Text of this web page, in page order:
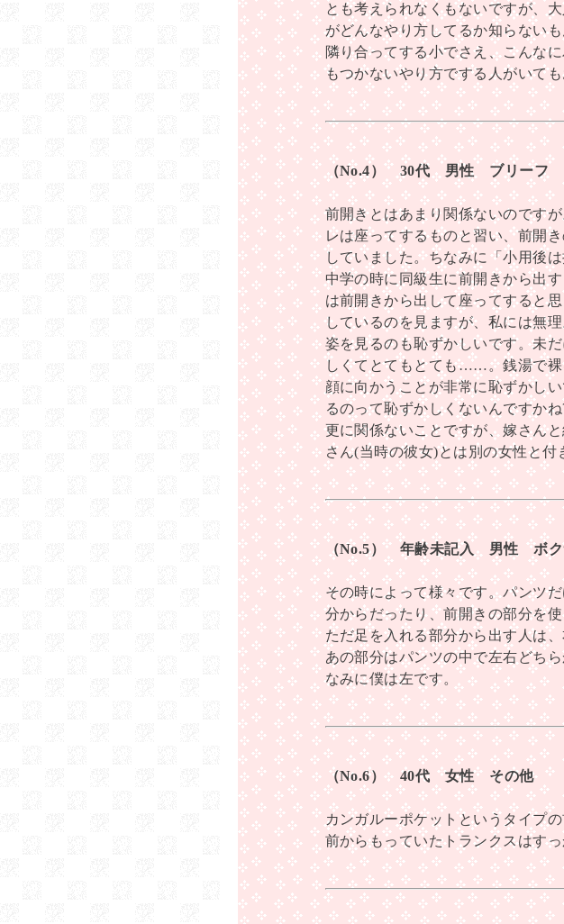
とも考えられなくもないですが、
がどんなやり方してるか知らない
隣り合ってする小でさえ、こんな
もつかないやり方でする人がいて
（No.4） 30代 男性 ブリーフ
前開きとはあまり関係ないのです
レは座ってするものと習い、前開
していました。ちなみに「小用後
中学の時に同級生に前開きから出
は前開きから出して座ってすると
しているのを見ますが、私には無
姿を見るのも恥ずかしいです。未
しくてとてもとても……。銭湯で裸
顔に向かうことが非常に恥ずかし
るのって恥ずかしくないんですかね
更に関係ないことですが、嫁さん
さん(当時の彼女)とは別の女性と付
（No.5） 年齢未記入 男性 ボク
その時によって様々です。パンツ
分からだったり、前開きの部分を使
ただ足を入れる部分から出す人は
あの部分はパンツの中で左右どち
なみに僕は左です。
（No.6） 40代 女性 その他
カンガルーポケットというタイプ
前からもっていたトランクスはす